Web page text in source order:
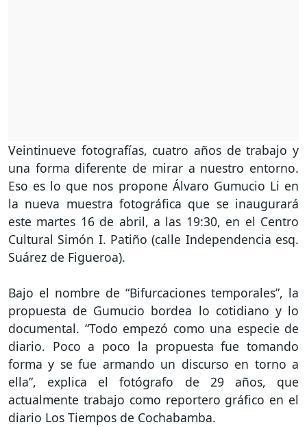
Veintinueve fotografías, cuatro años de trabajo y
una forma diferente de mirar a nuestro entorno.
Eso es lo que nos propone Álvaro Gumucio Li en
la nueva muestra fotográfica que se inaugurará
este martes 16 de abril, a las 19:30, en el Centro
Cultural Simón I. Patiño (calle Independencia esq.
Suárez de Figueroa).
Bajo el nombre de “Bifurcaciones temporales”, la
propuesta de Gumucio bordea lo cotidiano y lo
documental. “Todo empezó como una especie de
diario. Poco a poco la propuesta fue tomando
forma y se fue armando un discurso en torno a
ella”, explica el fotógrafo de 29 años, que
actualmente trabajo como reportero gráfico en el
diario Los Tiempos de Cochabamba.